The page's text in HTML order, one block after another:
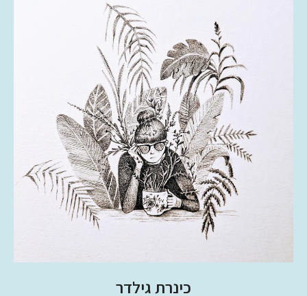
כינרת גילדר